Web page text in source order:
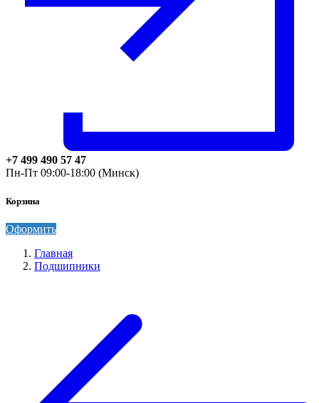
+7 499 490 57 47
Пн-Пт 09:00-18:00 (Минск)
Корзина
Оформить
Главная
Подшипники